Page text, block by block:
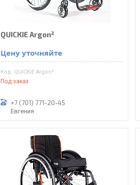
QUICKIE Argon²
Цену уточняйте
QUICKIE Argon²
Под заказ
+7 (701) 771-20-45
Евгения